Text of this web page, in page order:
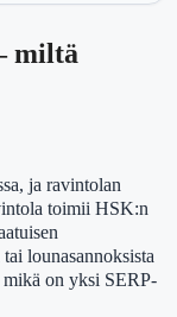
miltä
ja ravintolan
toimii HSK:n
lounasannoksista
on yksi SERP-